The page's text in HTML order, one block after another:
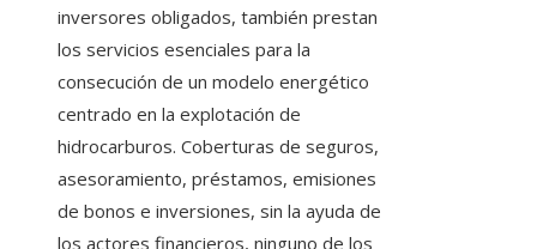
inversores obligados, también prestan
los servicios esenciales para la
consecución de un modelo energético
centrado en la explotación de
hidrocarburos. Coberturas de seguros,
asesoramiento, préstamos, emisiones
de bonos e inversiones, sin la ayuda de
los actores financieros, ninguno de los